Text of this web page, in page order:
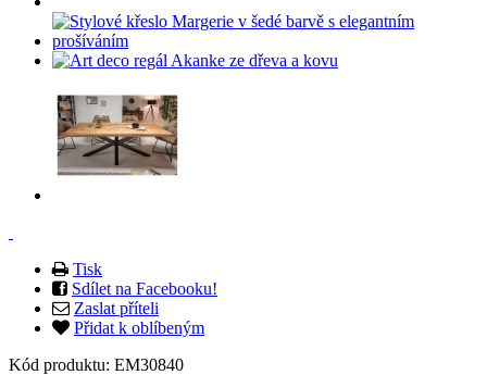
Tisk
Sdílet na Facebooku!
Zaslat příteli
Přidat k oblíbeným
Kód produktu: EM30840